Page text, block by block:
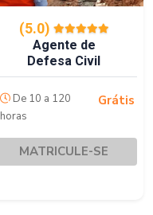
(5.0)
Agente de
Defesa Civil
De 10 a 120
horas
Grátis
MATRICULE-SE